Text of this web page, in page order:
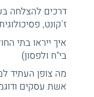
דרכים להצלחה
ז`קונט,
איך ייראו בתי
בי"ח ולפסון)
מה צופן העתיד
אשת עסקים